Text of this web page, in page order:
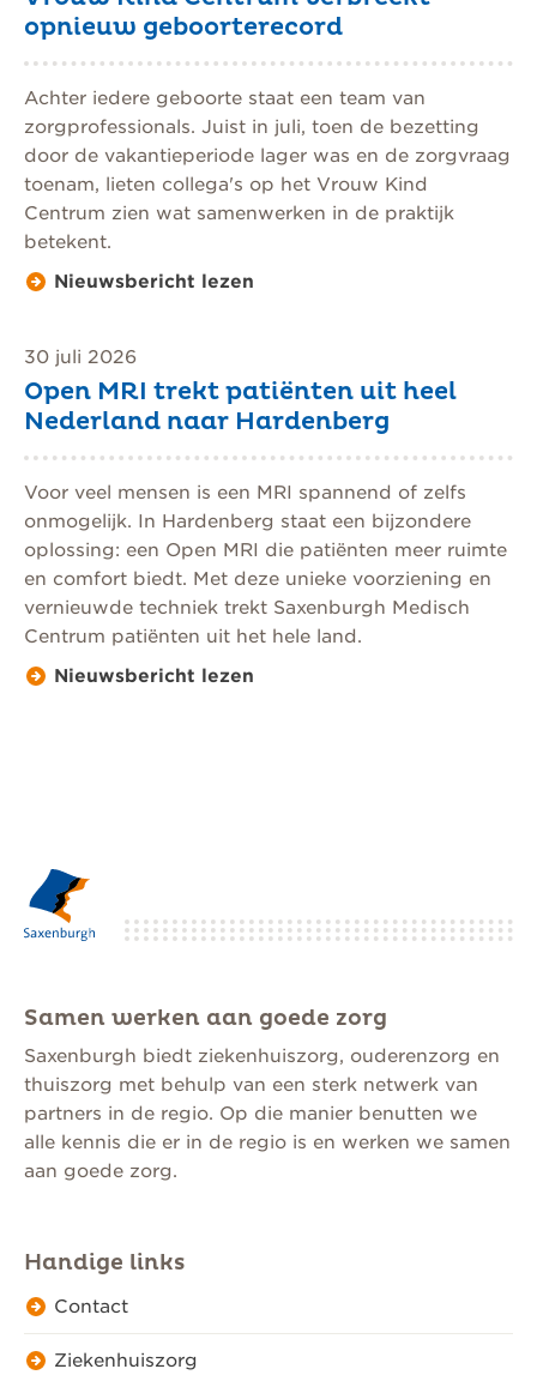
opnieuw geboorterecord
Achter iedere geboorte staat een team van
zorgprofessionals. Juist in juli, toen de bezetting
door de vakantieperiode lager was en de zorgvraag
toenam, lieten collega's op het Vrouw Kind
Centrum zien wat samenwerken in de praktijk
betekent.
Nieuwsbericht lezen
30 juli 2026
Open MRI trekt patiënten uit heel
Nederland naar Hardenberg
Voor veel mensen is een MRI spannend of zelfs
onmogelijk. In Hardenberg staat een bijzondere
oplossing: een Open MRI die patiënten meer ruimte
en comfort biedt. Met deze unieke voorziening en
vernieuwde techniek trekt Saxenburgh Medisch
Centrum patiënten uit het hele land.
Nieuwsbericht lezen
Samen werken aan goede zorg
Saxenburgh biedt ziekenhuiszorg, ouderenzorg en
thuiszorg met behulp van een sterk netwerk van
partners in de regio. Op die manier benutten we
alle kennis die er in de regio is en werken we samen
aan goede zorg.
Handige links
Contact
Ziekenhuiszorg